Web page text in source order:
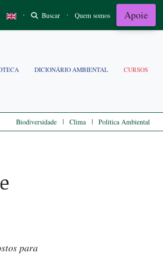
· Buscar · Quem somos Apoie
DICIONÁRIO AMBIENTAL CURSOS
Biodiversidade | Clima | Politica Ambiental
para